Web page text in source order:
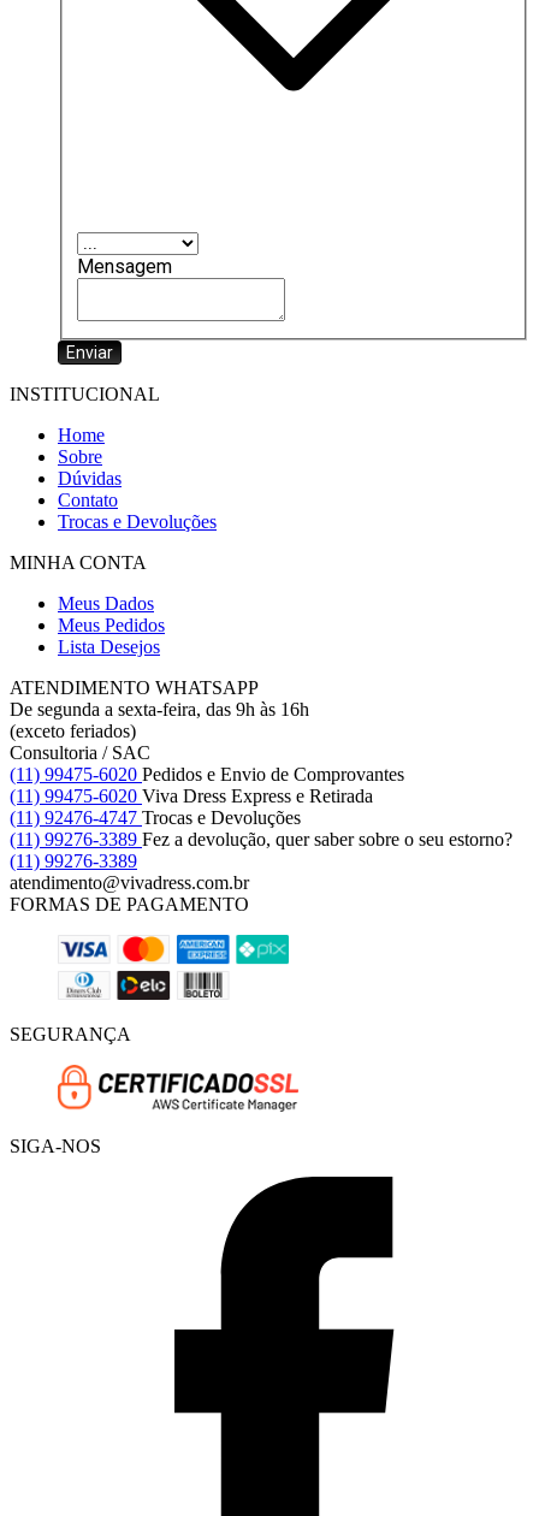
Mensagem
Enviar
INSTITUCIONAL
Home
Sobre
Dúvidas
Contato
Trocas e Devoluções
MINHA CONTA
Meus Dados
Meus Pedidos
Lista Desejos
ATENDIMENTO WHATSAPP
De segunda a sexta-feira, das 9h às 16h
(exceto feriados)
Consultoria / SAC
(11) 99475-6020 Pedidos e Envio de Comprovantes
(11) 99475-6020 Viva Dress Express e Retirada
(11) 92476-4747 Trocas e Devoluções
(11) 99276-3389 Fez a devolução, quer saber sobre o seu estorno?
(11) 99276-3389
atendimento@vivadress.com.br
FORMAS DE PAGAMENTO
SEGURANÇA
SIGA-NOS